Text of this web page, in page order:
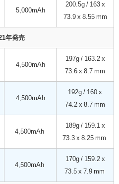
5,000mAh
200.5g / 163 x
73.9 x 8.55 mm
年発売
4,500mAh
197g / 163.2 x
73.6 x 8.7 mm
4,500mAh
192g / 160 x
74.2 x 8.7 mm
4,500mAh
189g / 159.1 x
73.3 x 8.25 mm
4,500mAh
170g / 159.2 x
73.5 x 7.9 mm